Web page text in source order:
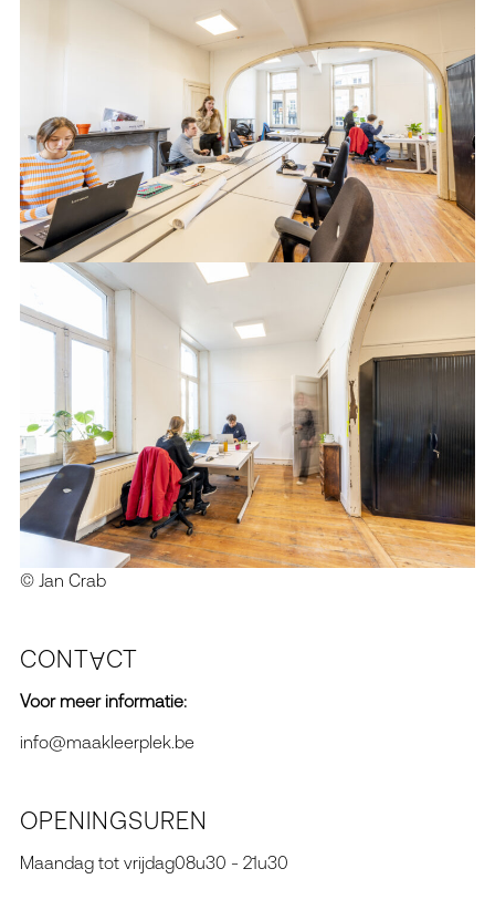
© Jan Crab
CONTACT
Voor meer informatie:
info@maakleerplek.be
OPENINGSUREN
Maandag tot vrijdag08u30 - 21u30